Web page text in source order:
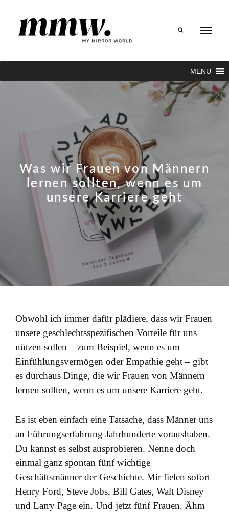
MENU
Was wir Frauen von Männern
lernen sollten, wenn es um
unsere Karriere geht
Obwohl ich immer dafür plädiere, dass wir Frauen
unsere geschlechtsspezifischen Vorteile für uns
nützen sollen – zum Beispiel, wenn es um
Einfühlungsvermögen oder Empathie geht – gibt
es durchaus Dinge, die wir Frauen von Männern
lernen sollten, wenn es um unsere Karriere geht.
Es ist eben einfach eine Tatsache, dass Männer uns
an Führungserfahrung Jahrhunderte voraushaben.
Du kannst es selbst ausprobieren. Nenne doch
einmal ganz spontan fünf wichtige
Geschäftsmänner der Geschichte. Mir fielen sofort
Henry Ford, Steve Jobs, Bill Gates, Walt Disney
und Larry Page ein. Und jetzt fünf Frauen. Ähm